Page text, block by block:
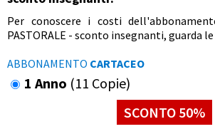
Per conoscere i costi
PASTORALE - sconto insegnanti, guarda
ABBONAMENTO CARTACEO
1 Anno (11 Copie)
SCONTO 50%